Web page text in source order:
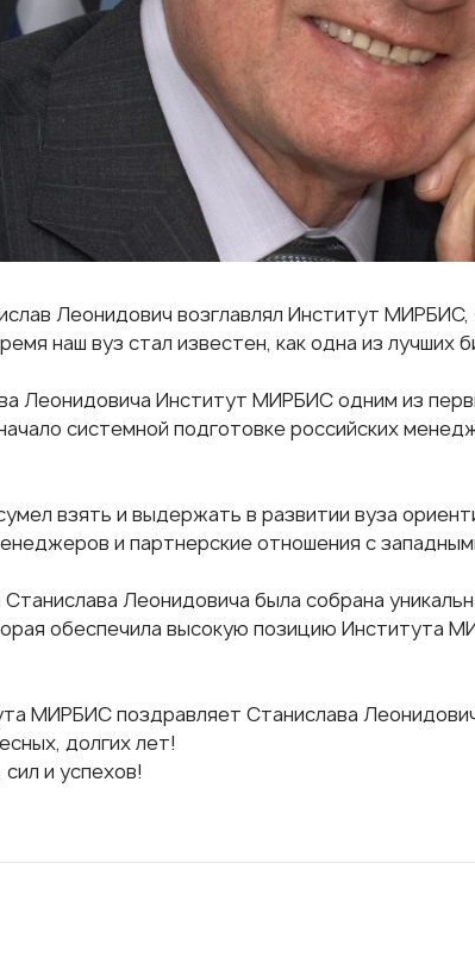
Леонидович возглавлял Институт МИРБИС,
наш вуз стал известен, как одна из лучших
Леонидовича Институт МИРБИС одним из
системной подготовке российских
взять и выдержать в развитии вуза
и партнерские отношения с
Леонидовича была собрана
обеспечила высокую позицию Института
МИРБИС поздравляет Станислава
долгих лет!
и успехов!